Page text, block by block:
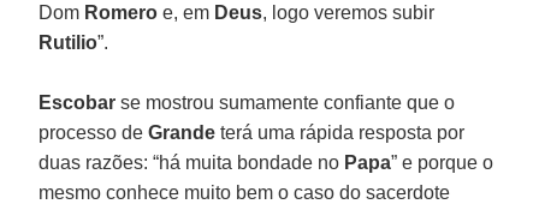
Dom Romero e, em Deus, logo veremos subir
Rutilio”.
Escobar se mostrou sumamente confiante que o
processo deGrande terá uma rápida resposta por
duas razões: “há muita bondade no Papa” e porque o
mesmo conhece muito bem o caso do sacerdote